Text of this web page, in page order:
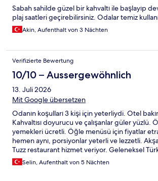
Sabah sahilde güzel bir kahvaltı ile başlayıp
plaj saatleri geçirebilirsiniz. Odalar temiz
Akin, Aufenthalt von 3 Nächten
Verifizierte Bewertung
10/10 – Aussergewöhnlich
13. Juli 2026
Mit Google übersetzen
Odanın koşulları 3 kişi için yeterliydi. Otel
Kahvaltısı doyurucu ve çalışanlar güler yüzlü.
yemekleri ücretli. Öğle menüsü için fiyatlar
hemen aynı, porsiyonlar yeterli ve lezzetli.
Tuzz restaurant hizmet veriyor. Geleneksel
değişik yorumları yer alıyor. Hem deniz hem et
hatta uzun zamandır aradığım şarap soslu
Selin, Aufenthalt von 5 Nächten